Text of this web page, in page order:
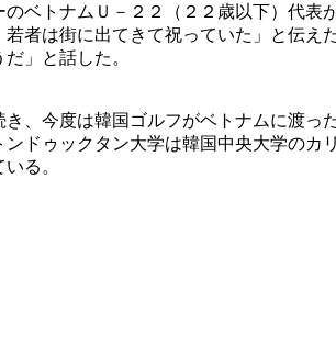
ベトナムＵ－２２（２２歳以下）代
者は街に出てきて祝っていた」と伝
」と話した。
、今度は韓国ゴルフがベトナムに渡
ドゥックタン大学は韓国中央大学の
る。